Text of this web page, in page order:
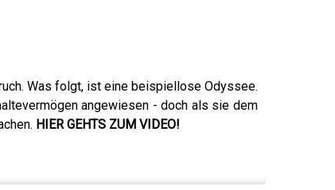
Was folgt, ist eine beispiellose Odyssee.
angewiesen - doch als sie dem
HIER GEHTS ZUM VIDEO!